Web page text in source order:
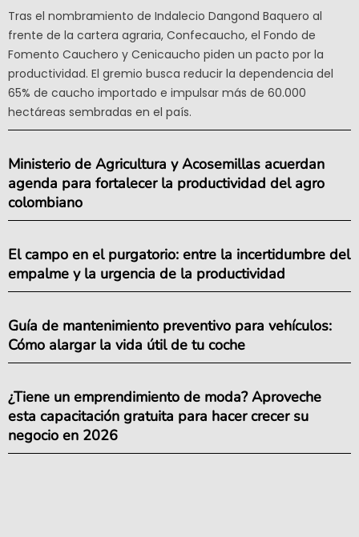
Tras el nombramiento de Indalecio Dangond Baquero al
frente de la cartera agraria, Confecaucho, el Fondo de
Fomento Cauchero y Cenicaucho piden un pacto por la
productividad. El gremio busca reducir la dependencia del
65% de caucho importado e impulsar más de 60.000
hectáreas sembradas en el país.
Ministerio de Agricultura y Acosemillas acuerdan
agenda para fortalecer la productividad del agro
colombiano
El campo en el purgatorio: entre la incertidumbre del
empalme y la urgencia de la productividad
Guía de mantenimiento preventivo para vehículos:
Cómo alargar la vida útil de tu coche
¿Tiene un emprendimiento de moda? Aproveche
esta capacitación gratuita para hacer crecer su
negocio en 2026